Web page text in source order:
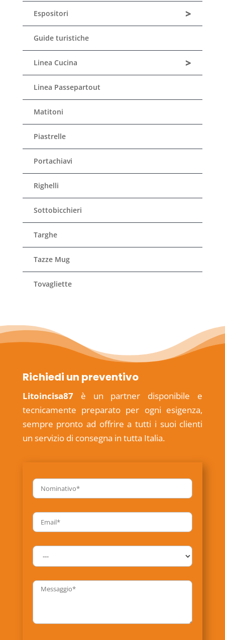
>
Espositori
Guide turistiche
>
Linea Cucina
Linea Passepartout
Matitoni
Piastrelle
Portachiavi
Righelli
Sottobicchieri
Targhe
Tazze Mug
Tovagliette
Richiedi un preventivo
Litoincisa87è un partner disponibile e
tecnicamente preparato per ogni esigenza,
sempre pronto ad offrire a tutti i suoi clienti
un servizio di consegna in tutta Italia.